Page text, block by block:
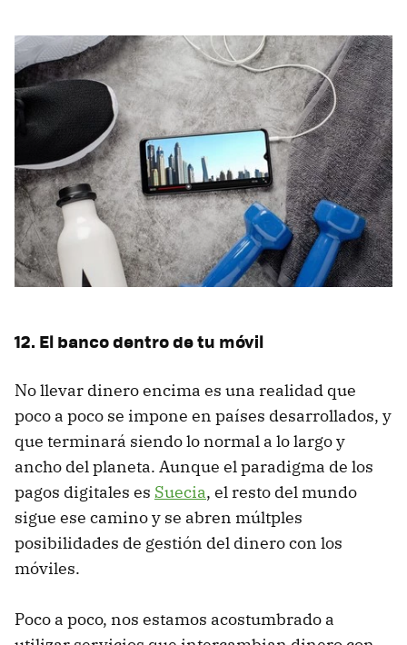
12. El banco dentro de tu móvil
No llevar dinero encima es una realidad que
poco a poco se impone en países desarrollados, y
que terminará siendo lo normal a lo largo y
ancho del planeta. Aunque el paradigma de los
pagos digitales es Suecia, el resto del mundo
sigue ese camino y se abren múltples
posibilidades de gestión del dinero con los
móviles.
Poco a poco, nos estamos acostumbrado a